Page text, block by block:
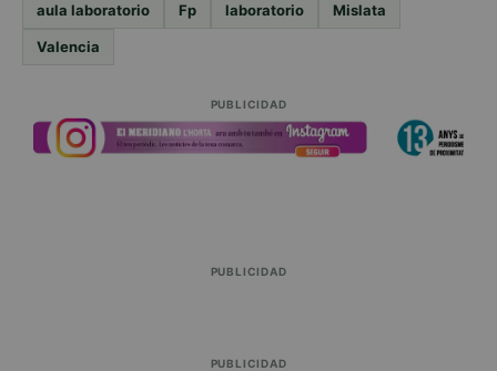
aula laboratorio Fp laboratorio Mislata
Valencia
PUBLICIDAD
PUBLICIDAD
PUBLICIDAD